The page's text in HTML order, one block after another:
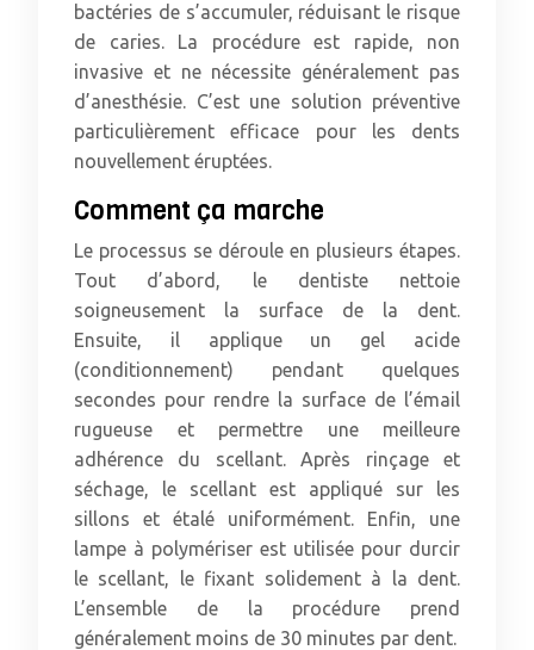
bactéries de s’accumuler, réduisant le risque
de caries. La procédure est rapide, non
invasive et ne nécessite généralement pas
d’anesthésie. C’est une solution préventive
particulièrement efficace pour les dents
nouvellement éruptées.
Comment ça marche
Le processus se déroule en plusieurs étapes.
Tout d’abord, le dentiste nettoie
soigneusement la surface de la dent.
Ensuite, il applique un gel acide
(conditionnement) pendant quelques
secondes pour rendre la surface de l’émail
rugueuse et permettre une meilleure
adhérence du scellant. Après rinçage et
séchage, le scellant est appliqué sur les
sillons et étalé uniformément. Enfin, une
lampe à polymériser est utilisée pour durcir
le scellant, le fixant solidement à la dent.
L’ensemble de la procédure prend
généralement moins de 30 minutes par dent.